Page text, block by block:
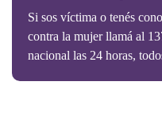
Si sos víctima o tenés
contra la mujer llamá al
nacional las 24 horas,